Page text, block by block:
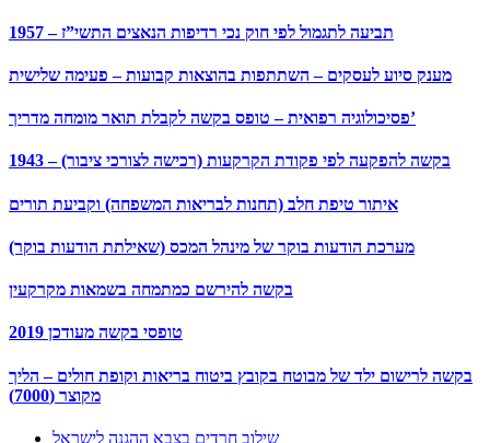
תביעה לתגמול לפי חוק נכי רדיפות הנאצים התשי”ז – 1957
מענק סיוע לעסקים – השתתפות בהוצאות קבועות – פעימה שלישית
פסיכולוגיה רפואית – טופס בקשה לקבלת תואר מומחה מדריך’
בקשה להפקעה לפי פקודת הקרקעות (רכישה לצורכי ציבור) – 1943
איתור טיפת חלב (תחנות לבריאות המשפחה) וקביעת תורים
מערכת הודעות בוקר של מינהל המכס (שאילתת הודעות בוקר)
בקשה להירשם כמתמחה בשמאות מקרקעין
טופסי בקשה מעודכן 2019
בקשה לרישום ילד של מבוטח בקובץ ביטוח בריאות וקופת חולים – הליך
מקוצר (7000)
שילוב חרדים בצבא ההגנה לישראל